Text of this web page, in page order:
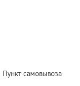
Пункт самовывоза